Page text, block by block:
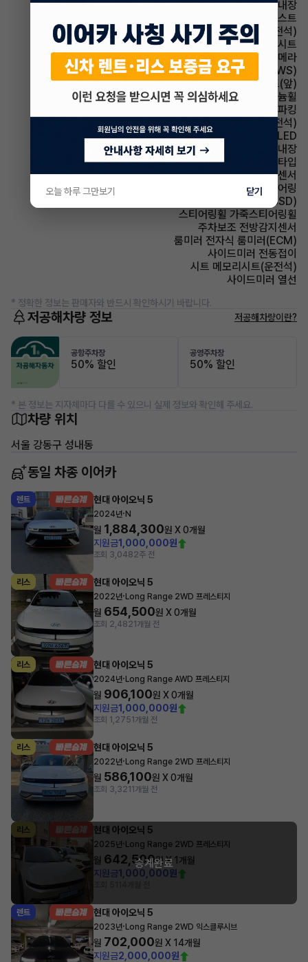
룸미러 하이패스 내장
헤드램프 하이빔 어시스트
시트 통풍시트(운전석)
시트 가죽시트
주차보조 후방카메라
주행안전 차선이탈경보(LDWS)
시트 열선시트(앞)
휠타이어 알루미늄휠
파킹 전자식 파킹
시트 전동시트(운전석)
헤드램프 LED
스티어링휠 열선내장
헤드램프 프로젝션 타입
주차보조 후방감지센서
스티어링휠 텔레스코픽 스티어링
주행안전 후측방경보시스템(BSD)
스티어링휠 가죽스티어링휠
주차보조 전방감지센서
룸미러 전자식 룸미러(ECM)
사이드미러 전동접이
시트 메모리시트(운전석)
사이드미러 열선
* 정확한 정보는 판매자와 반드시 확인하시기 바랍니다.
저공해차량 정보 저공해차량이란?
공항주차장
50% 할인
공영주차장
50% 할인
* 본 정보는 지자체마다 다를 수 있으니 실제 정보와 확인해 주세요.
차량 위치
서울 강동구 성내동
동일 차종 이어카
렌트 현대 아이오닉 5
2024년· N
월 1,884,300원 X0개월
지원금1,000,000원
조회 3,0482주 전
리스 현대 아이오닉 5
2022년· Long Range 2WD 프레스티지
월 654,500원 X0개월
조회 2,4821개월 전
리스 현대 아이오닉 5
2024년· Long Range AWD 프레스티지
월 906,100원 X0개월
지원금1,000,000원
조회 1,2751개월 전
리스 현대 아이오닉 5
2022년· Long Range 2WD 프레스티지
월 586,100원 X0개월
조회 3,321 1개월 전
리스 현대 아이오닉 5
2025년· Long Range 2WD 프레스티지
월 642,500원 X 1 개월
지원금1,000,000원
승계완료
렌트 현대 아이오닉 5
2023년· Long Range 2WD 익스클루시브
월 702,000원 X 14개월
지원금2,000,000원
오늘 하루 그만보기 닫기